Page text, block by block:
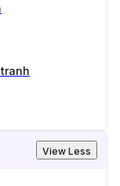
View Less